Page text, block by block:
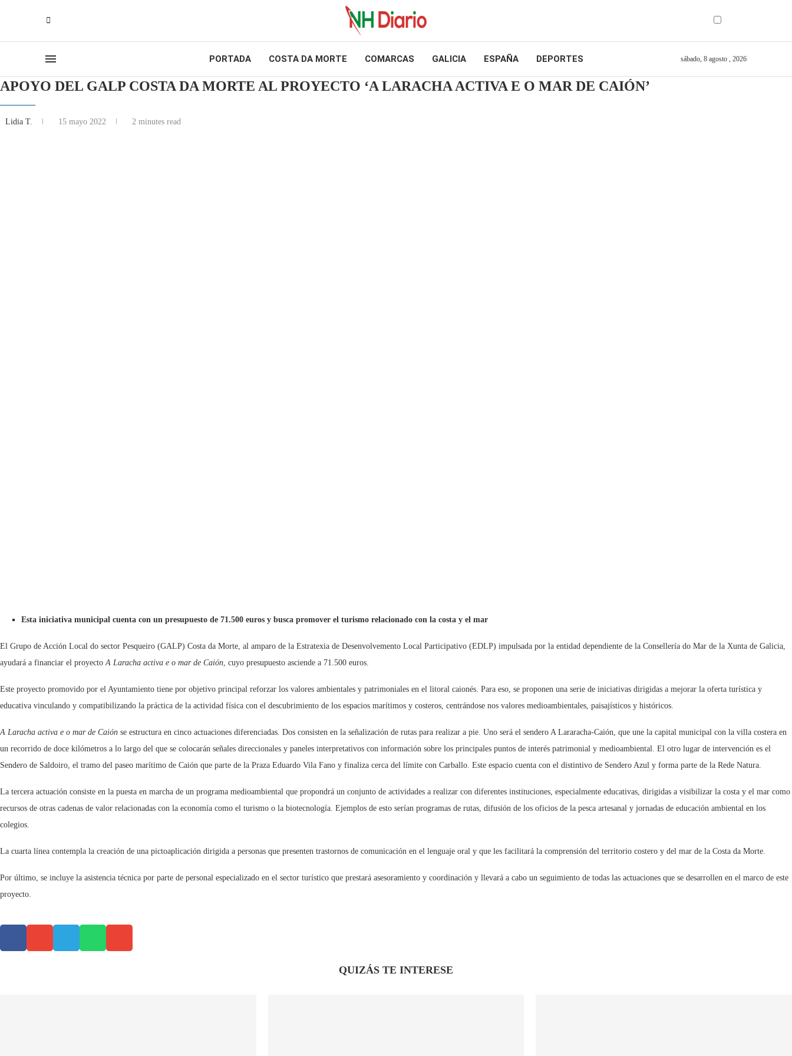
PORTADA COSTA DA MORTE COMARCAS GALICIA ESPAÑA DEPORTES sábado, 8 agosto , 2026
APOYO DEL GALP COSTA DA MORTE AL PROYECTO ‘A LARACHA ACTIVA E O MAR DE CAIÓN’
Lidia T. 15 mayo 2022 2 minutes read
Esta iniciativa municipal cuenta con un presupuesto de 71.500 euros y busca promover el turismo relacionado con la costa y el mar
El Grupo de Acción Local do sector Pesqueiro (GALP) Costa da Morte, al amparo de la Estratexia de Desenvolvemento Local Participativo (EDLP) impulsada por la entidad dependiente de la Consellería do Mar de la Xunta de Galicia,
ayudará a financiar el proyectoA Laracha activa e o mar de Caión, cuyo presupuesto asciende a 71.500 euros.
Este proyecto promovido por el Ayuntamiento tiene por objetivo principal reforzar los valores ambientales y patrimoniales en el litoral caionés. Para eso, se proponen una serie de iniciativas dirigidas a mejorar la oferta turística y
educativa vinculando y compatibilizando la práctica de la actividad física con el descubrimiento de los espacios marítimos y costeros, centrándose nos valores medioambientales, paisajísticos y históricos.
A Laracha activa e o mar de Caión se estructura en cinco actuaciones diferenciadas. Dos consisten en la señalización de rutas para realizar a pie. Uno será el sendero A Lararacha-Caión, que une la capital municipal con la villa costera en
un recorrido de doce kilómetros a lo largo del que se colocarán señales direccionales y paneles interpretativos con información sobre los principales puntos de interés patrimonial y medioambiental. El otro lugar de intervención es el
Sendero de Saldoiro, el tramo del paseo marítimo de Caión que parte de la Praza Eduardo Vila Fano y finaliza cerca del límite con Carballo. Este espacio cuenta con el distintivo de Sendero Azul y forma parte de la Rede Natura.
La tercera actuación consiste en la puesta en marcha de un programa medioambiental que propondrá un conjunto de actividades a realizar con diferentes instituciones, especialmente educativas, dirigidas a visibilizar la costa y el mar como
recursos de otras cadenas de valor relacionadas con la economía como el turismo o la biotecnología. Ejemplos de esto serían programas de rutas, difusión de los oficios de la pesca artesanal y jornadas de educación ambiental en los
colegios.
La cuarta línea contempla la creación de una pictoaplicación dirigida a personas que presenten trastornos de comunicación en el lenguaje oral y que les facilitará la comprensión del territorio costero y del mar de la Costa da Morte.
Por último, se incluye la asistencia técnica por parte de personal especializado en el sector turístico que prestará asesoramiento y coordinación y llevará a cabo un seguimiento de todas las actuaciones que se desarrollen en el marco de este
proyecto.
QUIZÁS TE INTERESE